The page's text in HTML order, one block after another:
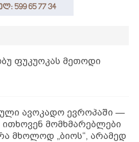
ფუკუოკას მეთოდი
ავოკადო ევროპაში —
მომხმარებლები
მხოლოდ „ბიოს“, არამედ